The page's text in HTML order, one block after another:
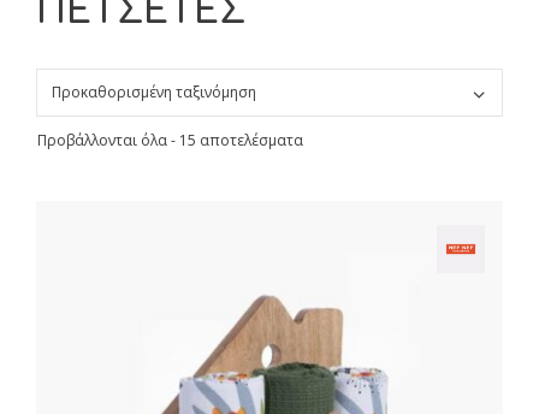
ΠΕΤΣΕΤΕΣ
Προβάλλονται όλα - 15 αποτελέσματα